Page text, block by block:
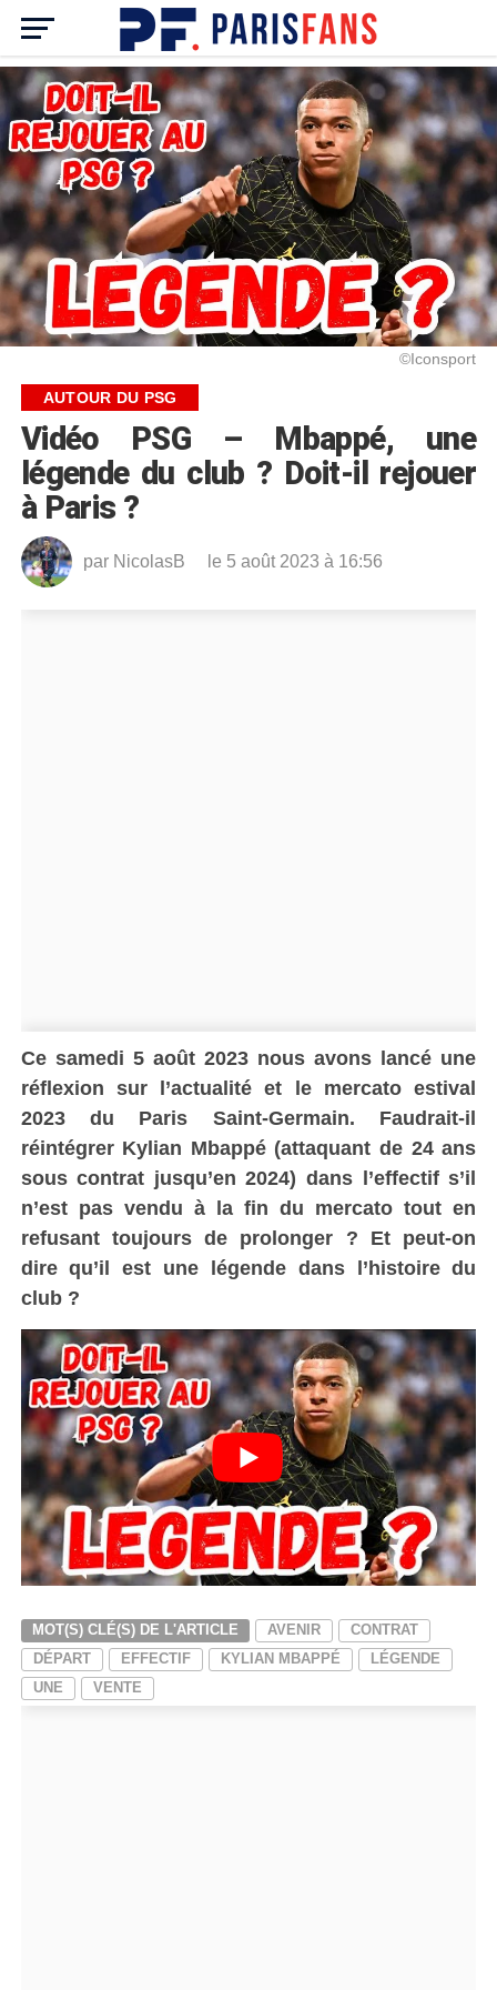
©Iconsport
AUTOUR DU PSG
Vidéo PSG – Mbappé, une
légende du club ? Doit-il rejouer
à Paris ?
par NicolasB le 5 août 2023 à 16:56
Ce samedi 5 août 2023 nous avons lancé une
réflexion sur l’actualité et le mercato estival
2023 du Paris Saint-Germain. Faudrait-il
réintégrer Kylian Mbappé (attaquant de 24 ans
sous contrat jusqu’en 2024) dans l’effectif s’il
n’est pas vendu à la fin du mercato tout en
refusant toujours de prolonger ? Et peut-on
dire qu’il est une légende dans l’histoire du
club ?
MOT(S) CLÉ(S) DE L'ARTICLE AVENIR
CONTRAT
DÉPART
EFFECTIF KYLIAN MBAPPÉ
LÉGENDE
UNE
VENTE